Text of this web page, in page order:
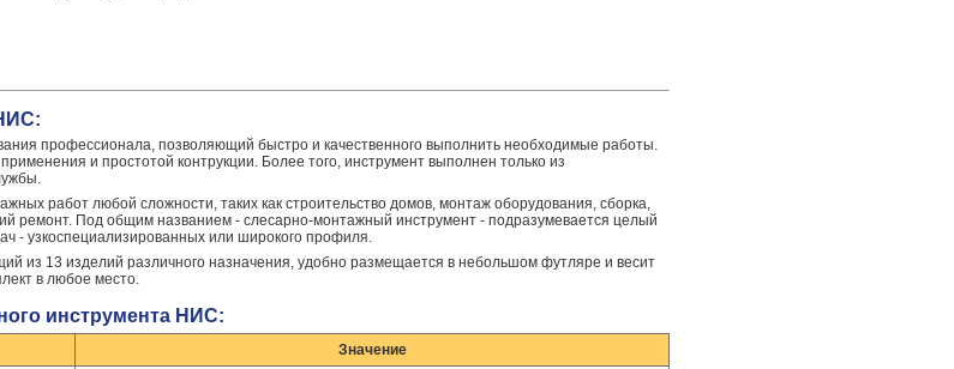
профессионала, позволяющий быстро и качественного выполнить необходимые работы.
и простотой контрукции. Более того, инструмент выполнен только из
работ любой сложности, таких как строительство домов, монтаж оборудования, сборка,
ремонт. Под общим названием - слесарно-монтажный инструмент - подразумевается целый
- узкоспециализированных или широкого профиля.
из 13 изделий различного назначения, удобно размещается в небольшом футляре и весит
в любое место.
инструмента НИС:
Значение